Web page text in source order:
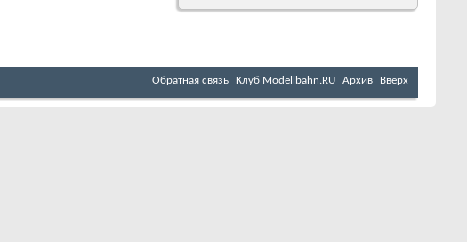
Обратная связь Клуб Мodellbahn.RU Архив Вверх